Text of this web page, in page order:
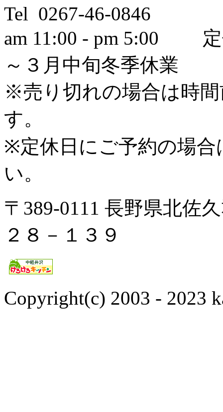
Tel 0267-46-0846
am 11:00 - pm 5:00
～３月中旬冬季休業
※売り切れの場合は時
す。
※定休日にご予約の場合
い。
〒389-0111 長野県北佐
２８－１３９
Copyright(c) 2003 - 2023